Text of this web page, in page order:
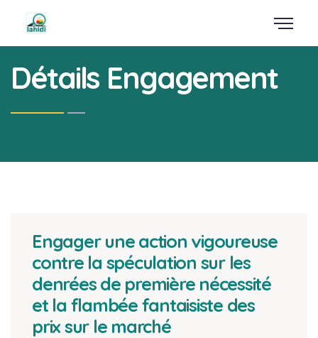
Détails Engagement
Engager une action vigoureuse
contre la spéculation sur les
denrées de première nécessité
et la flambée fantaisiste des
prix sur le marché